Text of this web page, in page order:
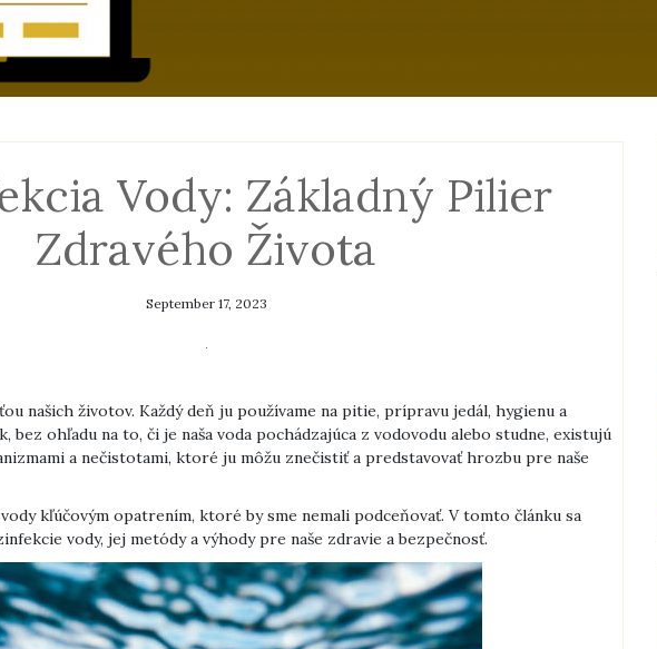
Vody: Základný Pilier
Zdravého Života
September 17, 2023
našich životov. Každý deň ju používame na pitie, prípravu jedál, hygienu a
bez ohľadu na to, či je naša voda pochádzajúca z vodovodu alebo studne, existujú
a nečistotami, ktoré ju môžu znečistiť a predstavovať hrozbu pre naše
kľúčovým opatrením, ktoré by sme nemali podceňovať. V tomto článku sa
vody, jej metódy a výhody pre naše zdravie a bezpečnosť.